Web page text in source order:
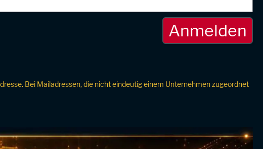
Bei Mailadressen, die nicht eindeutig einem Unternehmen zugeordnet